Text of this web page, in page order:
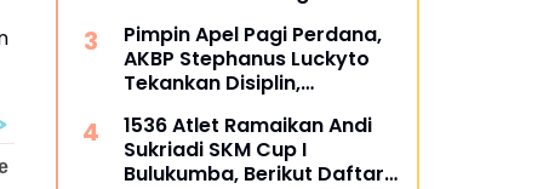
Sempurna di Piala
Kemerdekaan Bulukumpa
2026
Pimpin Apel Pagi Perdana,
AKBP Stephanus Luckyto
Tekankan Disiplin,
terhadap Organisasi
1536 Atlet Ramaikan Andi
Sukriadi SKM Cup I
Bulukumba, Berikut Daftar